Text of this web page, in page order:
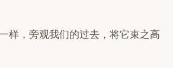
样，旁观我们的过去，将它束之高